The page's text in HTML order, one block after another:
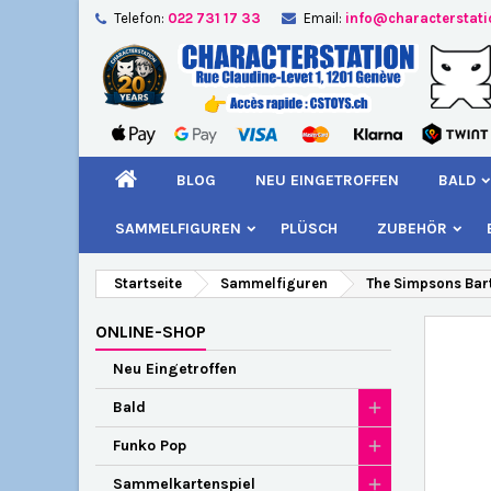
Telefon: 022 731 17 33 Email:
BLOG NEU EINGETROFFEN BALD
SAMMELFIGUREN PLÜSCH ZUBEHÖR
Startseite Sammelfiguren The Simpsons
ONLINE-SHOP
Neu Eingetroffen
Bald
Funko Pop
Sammelkartenspiel